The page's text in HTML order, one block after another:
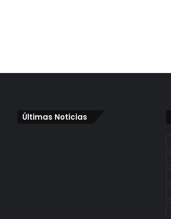
Últimas Noticias